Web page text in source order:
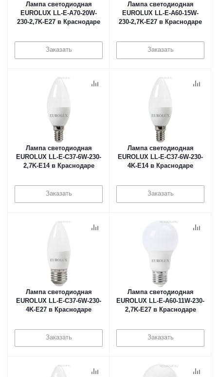
Лампа светодиодная
EUROLUX LL-E-A70-20W-
230-2,7K-E27 в Краснодаре
Заказать
Лампа светодиодная
EUROLUX LL-E-A60-15W-
230-2,7K-E27 в Краснодаре
Заказать
Лампа светодиодная
EUROLUX LL-E-C37-6W-230-
2,7K-E14 в Краснодаре
Заказать
Лампа светодиодная
EUROLUX LL-E-C37-6W-230-
4K-E14 в Краснодаре
Заказать
Лампа светодиодная
EUROLUX LL-E-C37-6W-230-
4K-E27 в Краснодаре
Заказать
Лампа светодиодная
EUROLUX LL-E-A60-11W-230-
2,7K-E27 в Краснодаре
Заказать